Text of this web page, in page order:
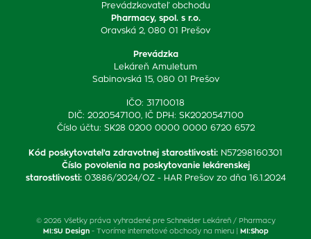
Prevádzkovateľ obchodu
Pharmacy, spol. s r.o.
Oravská 2, 080 01 Prešov
Prevádzka
Lekáreň Amuletum
Sabinovská 15, 080 01 Prešov
IČO: 31710018
DIČ: 2020547100, IČ DPH: SK2020547100
Číslo účtu: SK28 0200 0000 0000 6720 6572
Kód poskytovateľa zdravotnej starostlivosti: N57298160301
Číslo povolenia na poskytovanie lekárenskej
starostlivosti: 03886/2024/OZ - HAR Prešov zo dňa 16.1.2024
© 2026 Všetky práva vyhradené pre Schneider Lekáreň / Pharmacy
MI:SU Design- Tvoríme internetové obchody na mieru | MI:Shop